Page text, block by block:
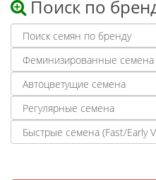
Поиск по